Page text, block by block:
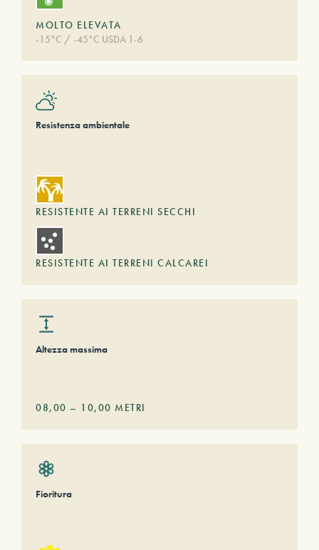
MOLTO ELEVATA
-15°C / -45°C USDA 1-6
Resistenza ambientale
RESISTENTE AI TERRENI SECCHI
RESISTENTE AI TERRENI CALCAREI
Altezza massima
08,00 – 10,00 METRI
Fioritura